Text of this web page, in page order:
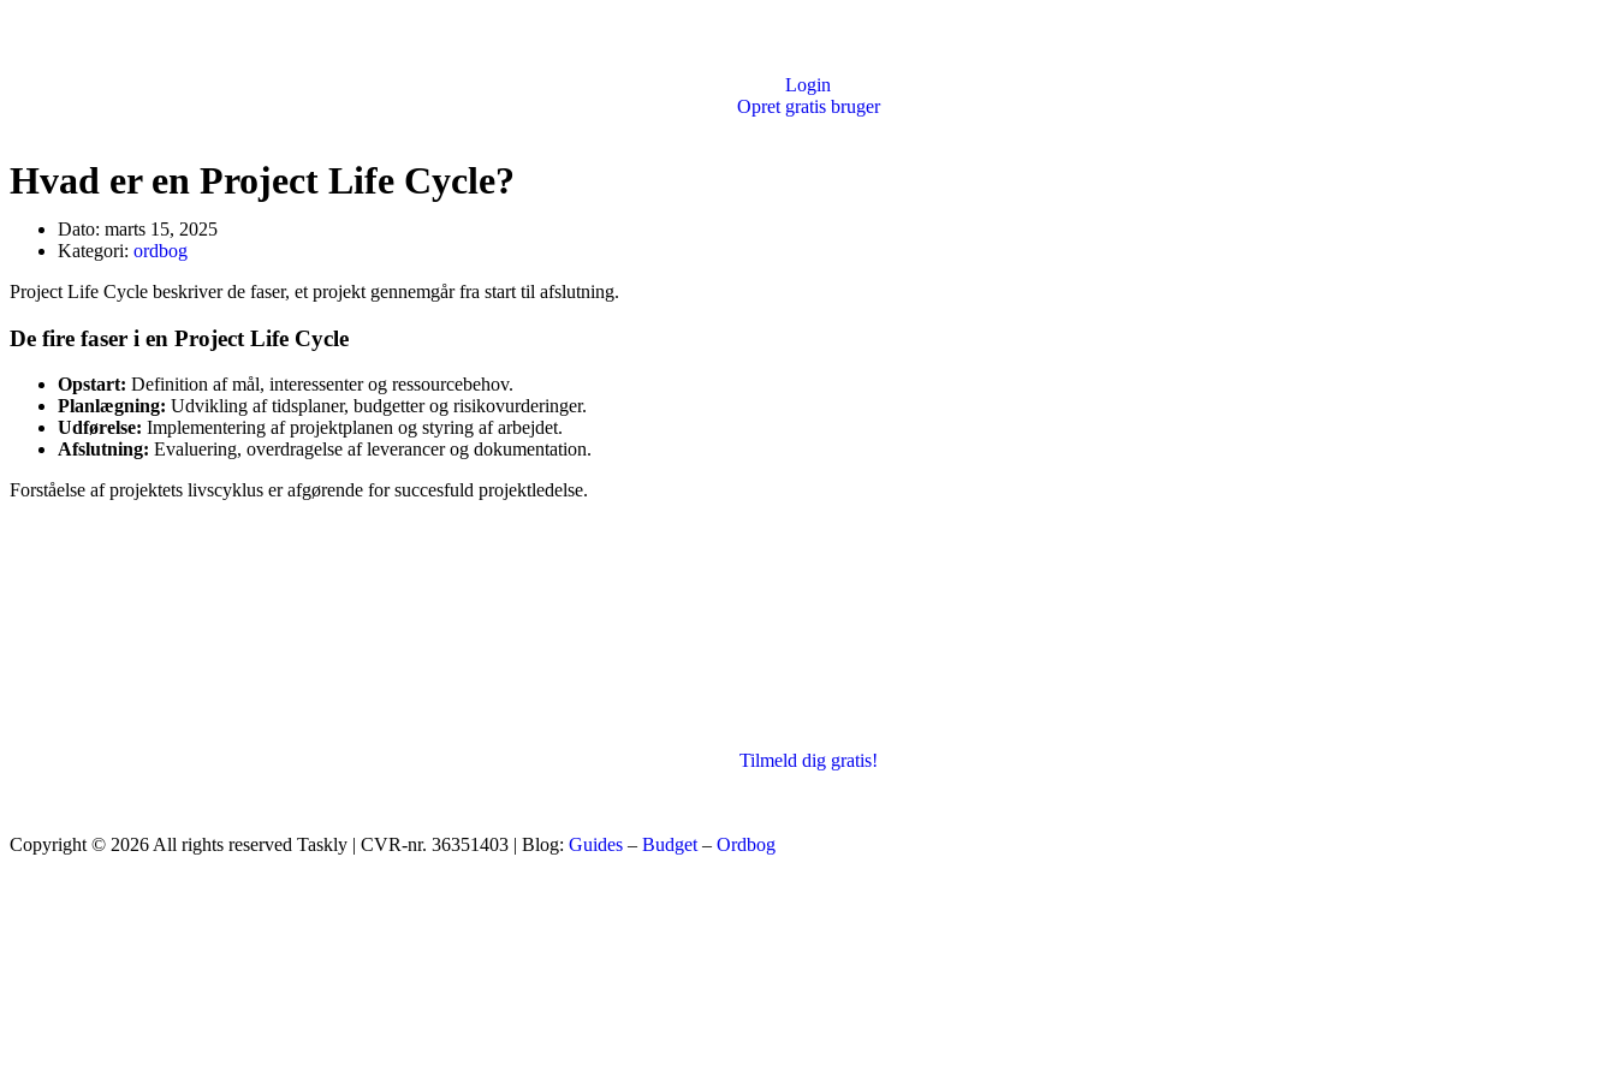
Login
Opret gratis bruger
Hvad er en Project Life Cycle?
Dato: marts 15, 2025
Kategori: ordbog
Project Life Cycle beskriver de faser, et projekt gennemgår fra start til afslutning.
De fire faser i en Project Life Cycle
Opstart: Definition af mål, interessenter og ressourcebehov.
Planlægning: Udvikling af tidsplaner, budgetter og risikovurderinger.
Udførelse: Implementering af projektplanen og styring af arbejdet.
Afslutning: Evaluering, overdragelse af leverancer og dokumentation.
Forståelse af projektets livscyklus er afgørende for succesfuld projektledelse.
Tilmeld dig gratis!
Copyright © 2026 All rights reserved Taskly | CVR-nr. 36351403 | Blog: Guides – Budget – Ordbog